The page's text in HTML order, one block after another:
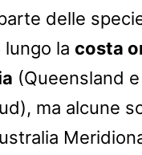
delle
la costa
(Queensland
ma alcune